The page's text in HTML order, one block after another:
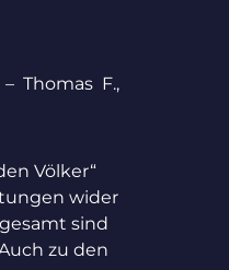
Thomas F.,
Völker“
wider
sind
zu den